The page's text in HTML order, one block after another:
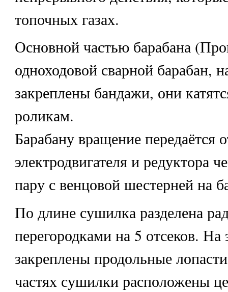
топочных газах.
Основной частью барабана
одноходовой сварной барабан,
закреплены бандажи, они
роликам.
Барабану вращение передаётся
электродвигателя и редуктора
пару с венцовой шестерней на
По длине сушилка разделена
перегородками на 5 отсеков. На
закреплены продольные
частях сушилки расположены